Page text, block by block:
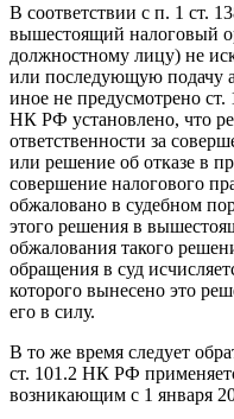
В соответствии с п. 1 ст.
вышестоящий налоговый
должностному лицу) не
или последующую подачу
иное не предусмотрено
НК РФ установлено, что
ответственности за
или решение об отказе в
совершение налогового
обжаловано в судебном
этого решения в
обжалования такого
обращения в суд
которого вынесено это
его в силу.
В то же время следует
ст. 101.2 НК РФ
возникающим с 1 января